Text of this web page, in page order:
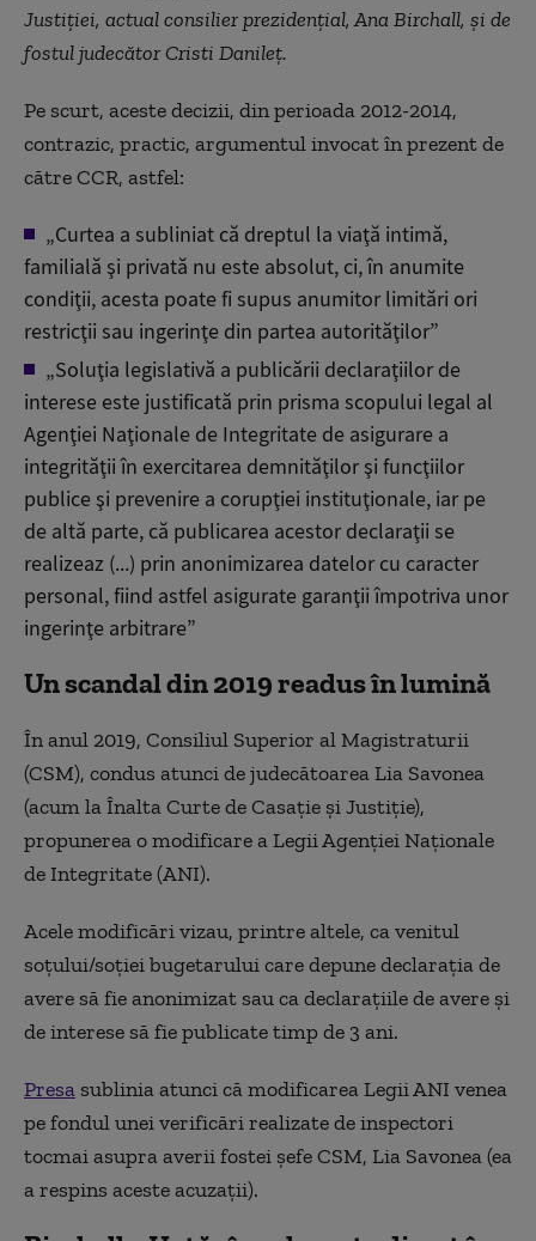
Justiției, actual consilier prezidențial, Ana Birchall, și de
fostul judecător Cristi Danileț.
Pe scurt, aceste decizii, din perioada 2012-2014,
contrazic, practic, argumentul invocat în prezent de
către CCR, astfel:
„Curtea a subliniat că dreptul la viaţă intimă,
familială şi privată nu este absolut, ci, în anumite
condiţii, acesta poate fi supus anumitor limitări ori
restricţii sau ingerinţe din partea autorităţilor”
„Soluţia legislativă a publicării declaraţiilor de
interese este justificată prin prisma scopului legal al
Agenţiei Naţionale de Integritate de asigurare a
integrităţii în exercitarea demnităţilor şi funcţiilor
publice şi prevenire a corupţiei instituţionale, iar pe
de altă parte, că publicarea acestor declaraţii se
realizeaz (...) prin anonimizarea datelor cu caracter
personal, fiind astfel asigurate garanţii împotriva unor
ingerinţe arbitrare”
Un scandal din 2019 readus în lumină
În anul 2019, Consiliul Superior al Magistraturii
(CSM), condus atunci de judecătoarea Lia Savonea
(acum la Înalta Curte de Casație și Justiție),
propunerea o modificare a Legii Agenției Naționale
de Integritate (ANI).
Acele modificări vizau, printre altele, ca venitul
soțului/soției bugetarului care depune declarația de
avere să fie anonimizat sau ca declarațiile de avere și
de interese să fie publicate timp de 3 ani.
Presa sublinia atunci că modificarea Legii ANI venea
pe fondul unei verificări realizate de inspectori
tocmai asupra averii fostei șefe CSM, Lia Savonea (ea
a respins aceste acuzații).